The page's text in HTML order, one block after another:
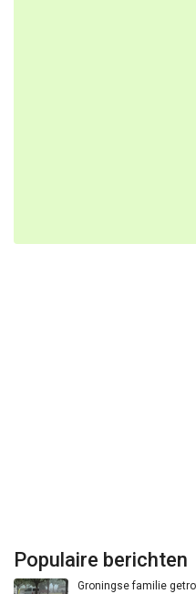
Populaire berichten
Groningse familie